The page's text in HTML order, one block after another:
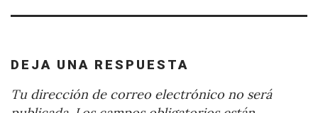
DEJA UNA RESPUESTA
Tu dirección de correo electrónico no será